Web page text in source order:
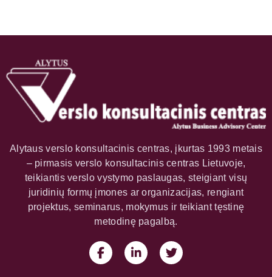
Alytaus verslo konsultacinis centras, įkurtas 1993 metais
– pirmasis verslo konsultacinis centras Lietuvoje,
teikiantis verslo vystymo paslaugas, steigiant visų
juridinių formų įmones ar organizacijas, rengiant
projektus, seminarus, mokymus ir teikiant tęstinę
metodinę pagalbą.